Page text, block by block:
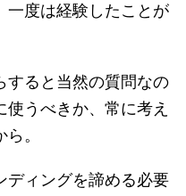
一度は経験したことが
すると当然の質問なの
うべきか、常に考え
。
ディングを諦める必要